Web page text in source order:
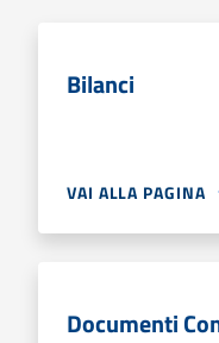
Bilanci
VAI ALLA PAGINA
Documenti